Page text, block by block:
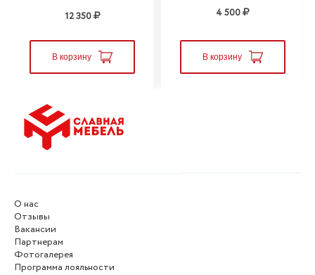
12 350
В корзину
4 500
В корзину
О нас
Отзывы
Вакансии
Партнерам
Фотогалерея
Программа лояльности